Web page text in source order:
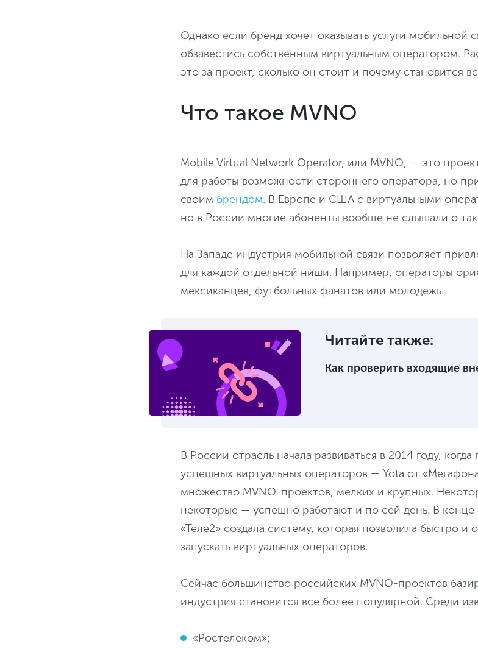
Однако если бренд хочет оказывать услуги мобильной
обзавестись собственным виртуальным оператором.
это за проект, сколько он стоит и почему становится
Что такое MVNO
Mobile Virtual Network Operator, или MVNO, — это
для работы возможности стороннего оператора, но
своим брендом. В Европе и США с виртуальными
но в России многие абоненты вообще не слышали о
На Западе индустрия мобильной связи позволяет
для каждой отдельной ниши. Например, операторы
мексиканцев, футбольных фанатов или молодежь.
Читайте также:
Как проверить входящие
В России отрасль начала развиваться в 2014 году,
успешных виртуальных операторов — Yota от
множество MVNO-проектов, мелких и крупных.
некоторые — успешно работают и по сей день. В конце
«Теле2» создала систему, которая позволила быстро и
запускать виртуальных операторов.
Сейчас большинство российских MVNO-проектов
индустрия становится все более популярной. Среди
«Ростелеком»;